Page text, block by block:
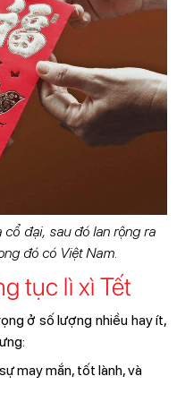
cổ đại, sau đó lan rộng ra
đó có Việt Nam.
tục lì xì Tết
ở số lượng nhiều hay ít,
may mắn, tốt lành, và